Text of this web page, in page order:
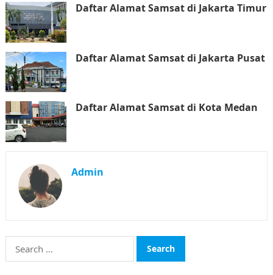
Daftar Alamat Samsat di Jakarta Timur
Daftar Alamat Samsat di Jakarta Pusat
Daftar Alamat Samsat di Kota Medan
Admin
Search
for: